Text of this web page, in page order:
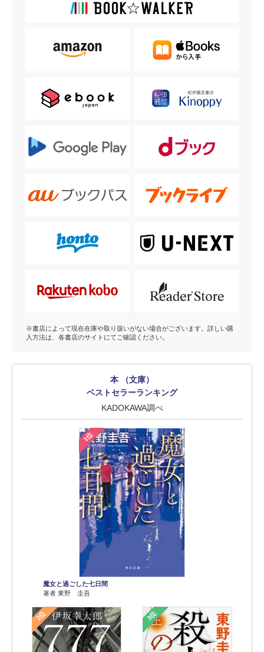
※書店によって現在在庫や取り扱いがない場合がございます。詳しい購
入方法は、各書店のサイトにてご確認ください。
本 （文庫）
ベストセラーランキング
KADOKAWA調べ
1位
魔女と過ごした七日間
著者 東野 圭吾
2位 3位